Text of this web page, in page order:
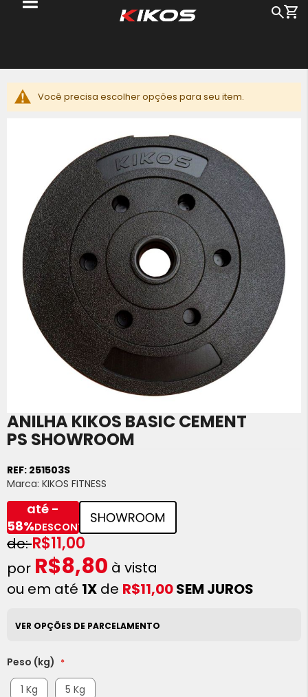
Você precisa escolher opções para seu item.
ANILHA KIKOS BASIC CEMENT
PS SHOWROOM
REF: 251503S
Marca: KIKOS FITNESS
R$11,00
até -
58%DESCONTO
R$8,80 à vista
ou em até 1X de R$11,00SEM JUROS
VER OPÇÕES DE PARCELAMENTO
Peso (kg)
1 Kg
5 Kg
imagens
Saltar
para
o
da
Galeria
de
imagens